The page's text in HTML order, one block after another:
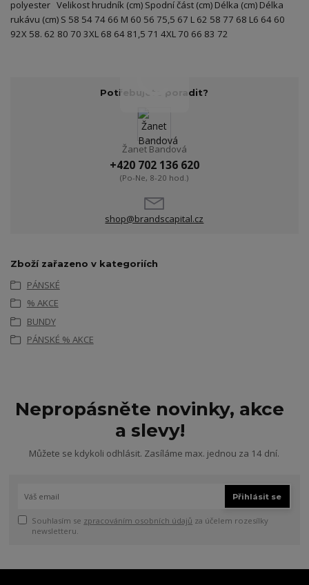
polyester Velikost hrudník (cm) Spodní část (cm) Délka (cm) Délka
rukávu (cm) S 58 54 74 66 M 60 56 75,5 67 L 62 58 77 68 L6 64 60
92X 58. 62 80 70 3XL 68 64 81,5 71 4XL 70 66 83 72
Potřebujete poradit?
Žanet Bandová
+420 702 136 620
(Po-Ne, 8-20 hod.)
shop@brandscapital.cz
Zboží zařazeno v kategoriích
PÁNSKÉ
% AKCE
BUNDY
PÁNSKÉ % AKCE
Nepropásněte novinky, akce
a slevy!
Můžete se kdykoli odhlásit. Zasíláme max. jednou za 14 dní.
Přihlásit se
Souhlasím se zpracováním osobních údajů za účelem rozesílky
newsletteru.